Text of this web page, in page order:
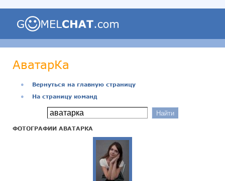
АватарКа
●
Вернуться на главную страницу
●
На страницу команд
ФОТОГРАФИИ АВАТАРКА